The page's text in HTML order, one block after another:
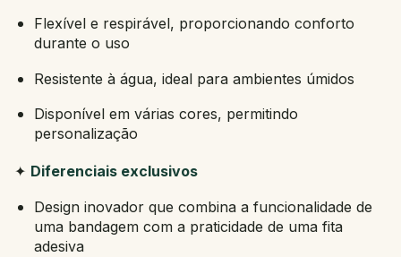
Flexível e respirável, proporcionando conforto
durante o uso
Resistente à água, ideal para ambientes úmidos
Disponível em várias cores, permitindo
personalização
✦ Diferenciais exclusivos
Design inovador que combina a funcionalidade de
uma bandagem com a praticidade de uma fita
adesiva